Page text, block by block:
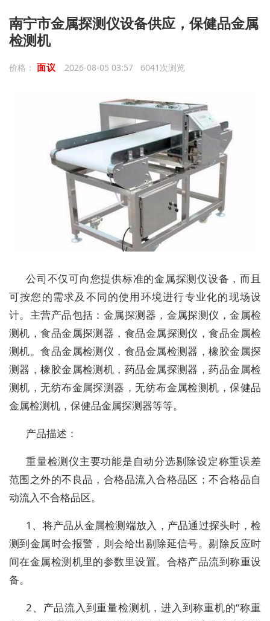
南宁市金属探测仪设备供应，保健品金属
检测机
价格： 面议 2026-08-05 03:57 6041次浏览
公司不仅可向您提供标准的金属探测仪设备，而且
可按您的需求及不同的使用环境进行专业化的现场设
计。主营产品包括：金属探测器，金属探测仪，金属检
测机，食品金属探测器，食品金属探测仪，食品金属检
测机。食品金属检测仪，食品金属检测器，橡胶金属探
测器，橡胶金属检测机，药品金属探测器，药品金属检
测机，无纺布金属探测器，无纺布金属检测机，保健品
金属检测机，保健品金属探测器等等。
产品描述：
重量检测仪主要功能是自动分选剔除设定称重误差
范围之外的不良品，合格品流入合格品区；不合格品自
动流入不合格品区。
1、将产品从金属检测端放入，产品通过探头时，检
测到金属时会报警，则会给出剔除延信号。剔除反应时
间在金属检测机里的参数里设置。合格产品流到称重设
备。
2、产品流入到重量检测机，进入到称重机的“称重